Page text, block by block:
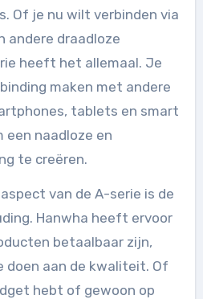
Of je nu wilt verbinden via
andere draadloze
heeft het allemaal. Je
maken met andere
tablets en smart
een naadloze en
te creëren.
van de A-serie is de
Hanwha heeft ervoor
betaalbaar zijn,
doen aan de kwaliteit. Of
hebt of gewoon op